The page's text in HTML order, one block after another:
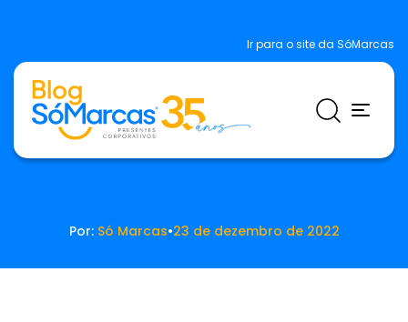
Ir para o site da SóMarcas
Por: Só Marcas•23 de dezembro de 2022